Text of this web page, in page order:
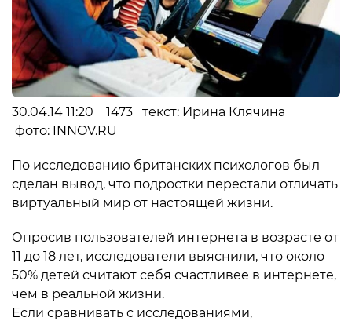
30.04.14 11:20 1473 текст: Ирина Клячина
фото: INNOV.RU
По исследованию британских психологов был
сделан вывод, что подростки перестали отличать
виртуальный мир от настоящей жизни.
Опросив пользователей интернета в возрасте от
11 до 18 лет, исследователи выяснили, что около
50% детей считают себя счастливее в интернете,
чем в реальной жизни.
Если сравнивать с исследованиями,